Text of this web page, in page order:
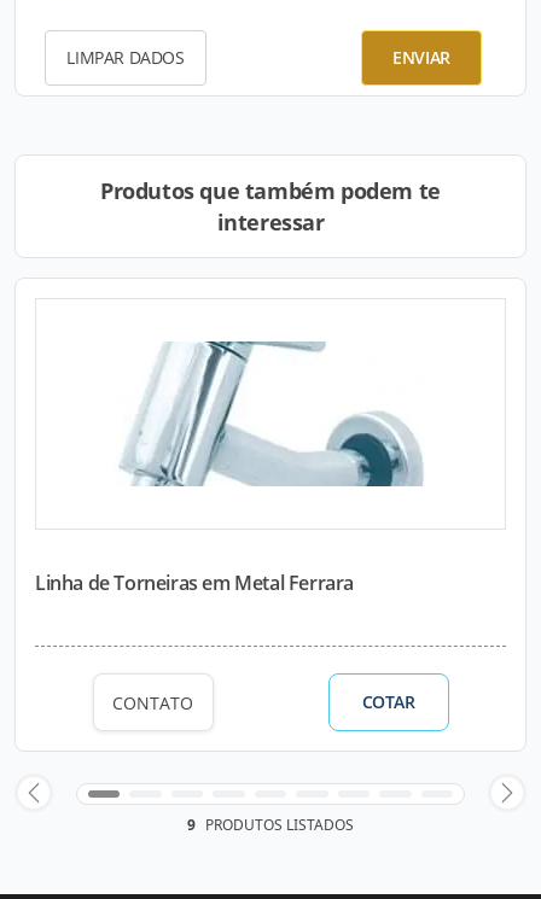
LIMPAR DADOS ENVIAR
Produtos que também podem te
interessar
Linha de Torneiras em Metal Ferrara
CONTATO COTAR
9 PRODUTOS LISTADOS